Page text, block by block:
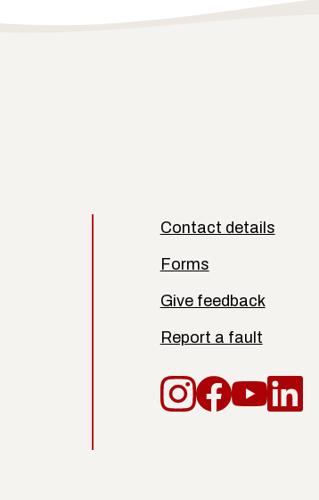
Contact details
Forms
Give feedback
Report a fault
Instagram
Facebook
YouTube
LinkedIn